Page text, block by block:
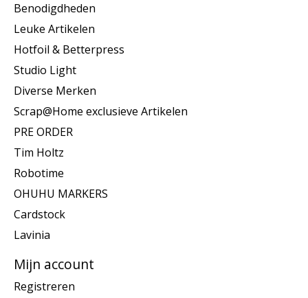
Benodigdheden
Leuke Artikelen
Hotfoil & Betterpress
Studio Light
Diverse Merken
Scrap@Home exclusieve Artikelen
PRE ORDER
Tim Holtz
Robotime
OHUHU MARKERS
Cardstock
Lavinia
Mijn account
Registreren